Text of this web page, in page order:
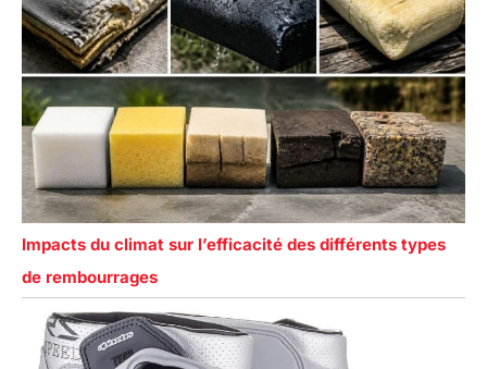
Impacts du climat sur l’efficacité des différents types
de rembourrages